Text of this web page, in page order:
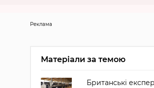
Реклама
Матеріали за темою
Британські